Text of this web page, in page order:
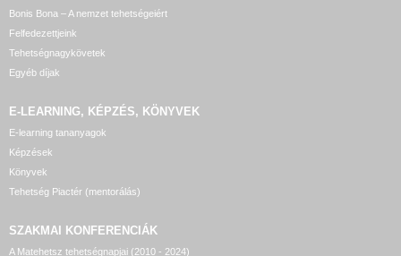
Bonis Bona – A nemzet tehetségeiért
Felfedezettjeink
Tehetségnagykövetek
Egyéb díjak
E-LEARNING, KÉPZÉS, KÖNYVEK
E-learning tananyagok
Képzések
Könyvek
Tehetség Piactér (mentorálás)
SZAKMAI KONFERENCIÁK
A Matehetsz tehetségnapjai (2010 - 2024)